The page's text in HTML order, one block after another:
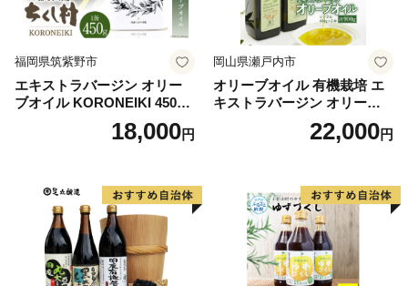
福岡県筑紫野市
エキストラバージン オリー
ブオイル KORONEIKI 450g
[筑前たなか油屋 福岡県 筑紫
野市 21760403] 油 食用油 オ
18,000円
岡山県瀬戸内市
オリーブオイル 有機栽培 エ
キストラバージン オリーブ
オイル シングル 2本 セット
オーガニック 調味料 油 オリ
22,000円